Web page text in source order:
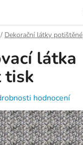
/ Dekorační látky potištěné
látka
tisk
hodnocení